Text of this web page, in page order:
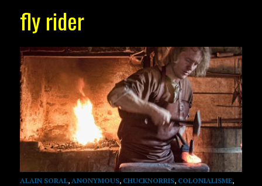
fly rider
ALAIN SORAL, ANONYMOUS, CHUCKNORRIS, COLONIALISME,